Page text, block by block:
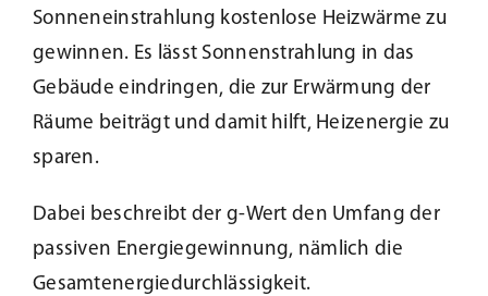
Terrassentüren
Beschattung
Shop
Sonneneinstrahlung kostenlose Heizwärme zu
gewinnen. Es lässt Sonnenstrahlung in das
Gebäude eindringen, die zur Erwärmung der
Räume beiträgt und damit hilft, Heizenergie zu
sparen.
Dabei beschreibt der g-Wert den Umfang der
passiven Energiegewinnung, nämlich die
Gesamtenergiedurchlässigkeit.